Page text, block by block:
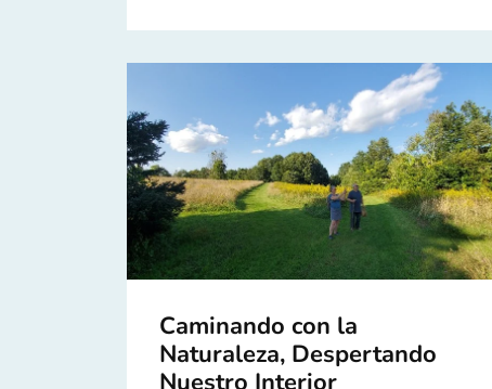
Caminando con la
Naturaleza, Despertando
Nuestro Interior